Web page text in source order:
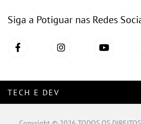
Siga a Potiguar nas Redes
TECH E DEV